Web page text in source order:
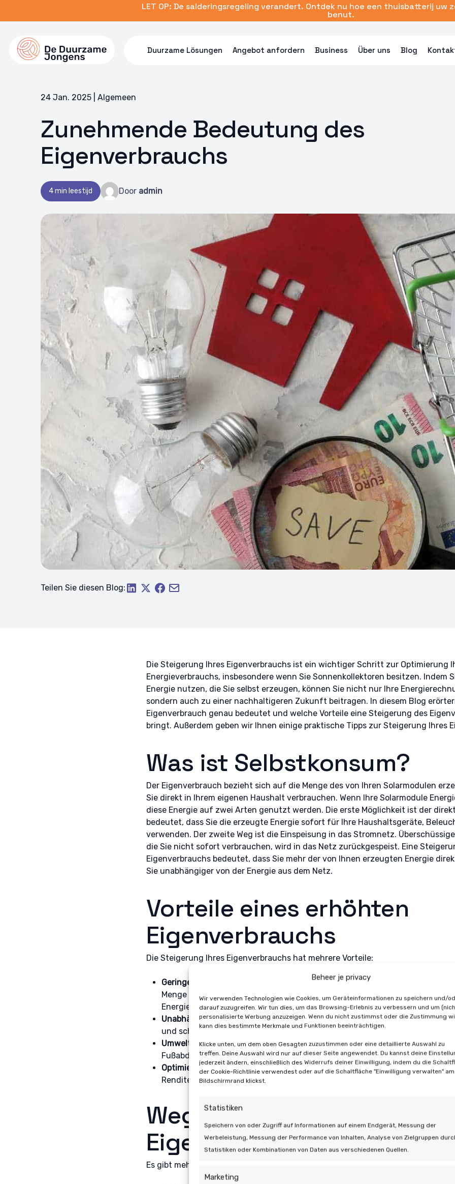
Beheer je privacy
Wir verwenden Technologien wie Cookies, um Geräteinformationen zu speichern und/
darauf zuzugreifen. Wir tun dies, um das Browsing-Erlebnis zu verbessern und um
personalisierte Werbung anzuzeigen. Wenn du nicht zustimmst oder die Zustimmung
kann dies bestimmte Merkmale und Funktionen beeinträchtigen.
Klicke unten, um dem oben Gesagten zuzustimmen oder eine detaillierte Auswahl zu
treffen. Deine Auswahl wird nur auf dieser Seite angewendet. Du kannst deine
jederzeit ändern, einschließlich des Widerrufs deiner Einwilligung, indem du die
der Cookie-Richtlinie verwendest oder auf die Schaltfläche "Einwilligung verwalten"
Bildschirmrand klickst.
Statistiken
Speichern von oder Zugriff auf Informationen auf einem Endgerät, Messung der
Werbeleistung, Messung der Performance von Inhalten, Analyse von Zielgruppen
Statistiken oder Kombinationen von Daten aus verschiedenen Quellen.
Marketing
content
LET OP: De salderingsregeling verandert. Ontdek nu hoe een thuisbatterij uw
benut.
Duurzame Lösungen Angebot anfordern Business Über uns Blog
24 Jan. 2025 | Algemeen
Zunehmende Bedeutung des
Eigenverbrauchs
4 min leestijd Door admin
Teilen Sie diesen Blog:
Die Steigerung Ihres Eigenverbrauchs ist ein wichtiger Schritt zur Optimierung
Energieverbrauchs, insbesondere wenn Sie Sonnenkollektoren besitzen. Indem
Energie nutzen, die Sie selbst erzeugen, können Sie nicht nur Ihre
sondern auch zu einer nachhaltigeren Zukunft beitragen. In diesem Blog
Eigenverbrauch genau bedeutet und welche Vorteile eine Steigerung des
bringt. Außerdem geben wir Ihnen einige praktische Tipps zur Steigerung Ihres
Was ist Selbstkonsum?
Der Eigenverbrauch bezieht sich auf die Menge des von Ihren Solarmodulen
Sie direkt in Ihrem eigenen Haushalt verbrauchen. Wenn Ihre Solarmodule
diese Energie auf zwei Arten genutzt werden. Die erste Möglichkeit ist der
bedeutet, dass Sie die erzeugte Energie sofort für Ihre Haushaltsgeräte,
verwenden. Der zweite Weg ist die Einspeisung in das Stromnetz.
die Sie nicht sofort verbrauchen, wird in das Netz zurückgespeist. Eine
Eigenverbrauchs bedeutet, dass Sie mehr der von Ihnen erzeugten Energie
Sie unabhängiger von der Energie aus dem Netz.
Vorteile eines erhöhten
Eigenverbrauchs
Die Steigerung Ihres Eigenverbrauchs hat mehrere Vorteile:
Geringere Energiekosten
: Indem Sie mehr selbst erzeugte Energie nutzen,
Menge an Strom, die Sie aus dem Netz beziehen müssen. Das senkt
Energierechnung.
Unabhängigkeit: Ein höherer Eigenverbrauch macht Sie weniger abhängig
und schwankenden Energiepreisen.
Umweltfreundlich: Indem Sie Ihre eigene grüne Energie nutzen, reduzieren
Fußabdruck und tragen zu einer nachhaltigeren Gesellschaft bei.
Optimierung Ihrer Solaranlage: Ein höherer Eigenverbrauch sorgt dafür,
Rendite aus Ihrer Investition in Solaranlagen erzielen.
Wege zur Steigerung des
Eigenverbrauchs
Es gibt mehrere Strategien, die Sie anwenden können, um Ihren Eigenverbrauch